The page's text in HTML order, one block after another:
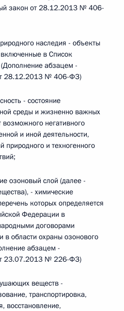
закон от 28.12.2013 № 406-
наследия - объекты
в Список
абзацем -
28.12.2013 № 406-ФЗ)
- состояние
среды и жизненно важных
возможного негативного
и иной деятельности,
природного и техногенного
озоновый слой (далее -
- химические
которых определяется
Федерации в
договорами
в области охраны озонового
абзацем -
23.07.2013 № 226-ФЗ)
веществ -
транспортировка,
восстановление,